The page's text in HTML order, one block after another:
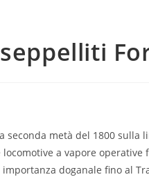
seconda metà del 1800
a vapore operative
doganale fino al